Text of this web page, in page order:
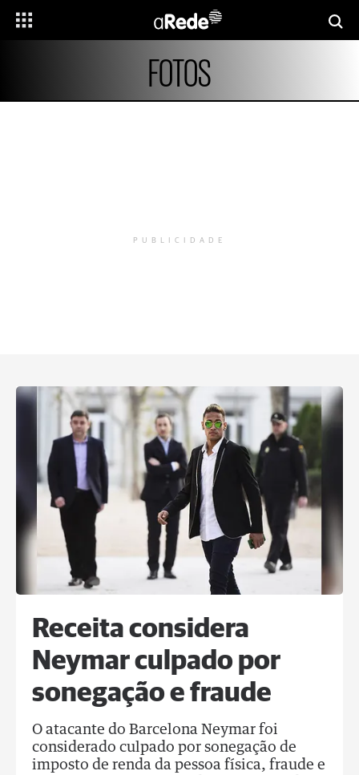
FOTOS
PUBLICIDADE
Receita considera
Neymar culpado por
sonegação e fraude
O atacante do Barcelona Neymar foi
considerado culpado por sonegação de
imposto de renda da pessoa física, fraude e